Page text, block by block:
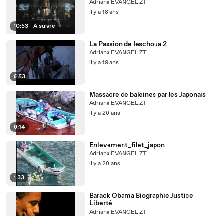
10:53 À suivre
Adriana EVANGELIZT
il y a 18 ans
5:53
La Passion de Ieschoua 2
Adriana EVANGELIZT
il y a 19 ans
0:14
Massacre de baleines par les Japonais
Adriana EVANGELIZT
il y a 20 ans
1:33
Enlevement_filet_japon
Adriana EVANGELIZT
il y a 20 ans
Barack Obama Biographie Justice
Liberté
Adriana EVANGELIZT